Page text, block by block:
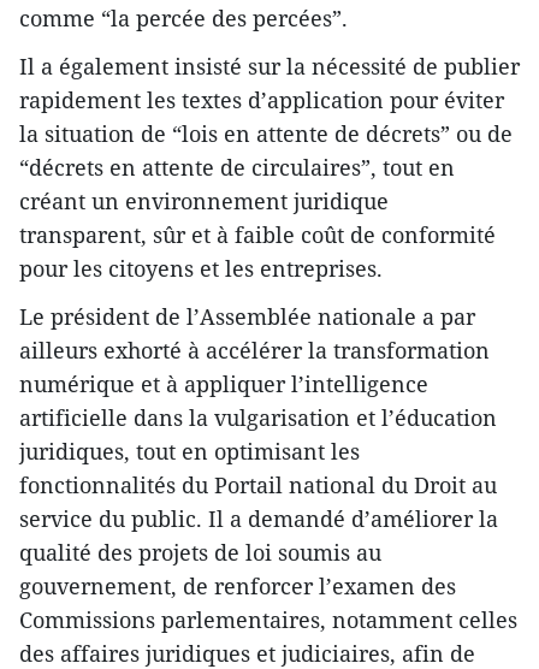
comme “la percée des percées”.
Il a également insisté sur la nécessité de publier
rapidement les textes d’application pour éviter
la situation de “lois en attente de décrets” ou de
“décrets en attente de circulaires”, tout en
créant un environnement juridique
transparent, sûr et à faible coût de conformité
pour les citoyens et les entreprises.
Le président de l’Assemblée nationale a par
ailleurs exhorté à accélérer la transformation
numérique et à appliquer l’intelligence
artificielle dans la vulgarisation et l’éducation
juridiques, tout en optimisant les
fonctionnalités du Portail national du Droit au
service du public. Il a demandé d’améliorer la
qualité des projets de loi soumis au
gouvernement, de renforcer l’examen des
Commissions parlementaires, notamment celles
des affaires juridiques et judiciaires, afin de